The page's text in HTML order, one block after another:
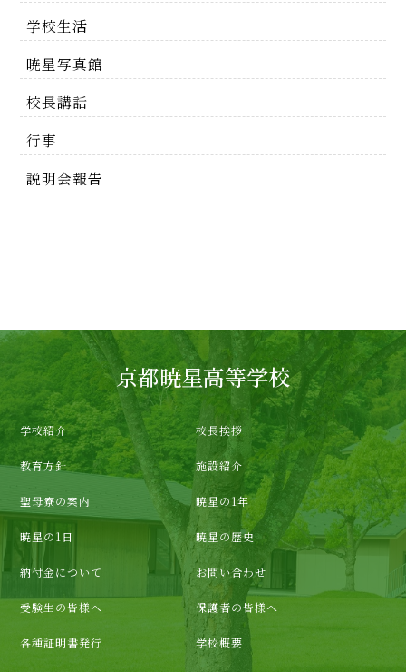
学校生活
暁星写真館
校長講話
行事
説明会報告
京都暁星高等学校
学校紹介 校長挨拶
教育方針 施設紹介
聖母寮の案内 暁星の1年
暁星の1日 暁星の歴史
納付金について お問い合わせ
受験生の皆様へ 保護者の皆様へ
各種証明書発行 学校概要